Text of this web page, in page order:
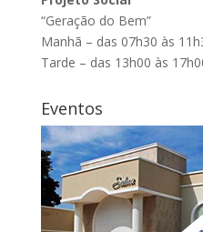
“Geração do Bem”
Manhã – das 07h30 às
Tarde – das 13h00 às
Eventos